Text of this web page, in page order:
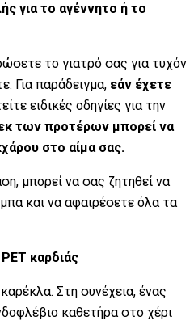
για το αγέννητο ή το
το γιατρό σας για τυχόν
Για παράδειγμα, εάν έχετε
ειδικές οδηγίες για την
των προτέρων μπορεί να
στο αίμα σας.
μπορεί να σας ζητηθεί να
και να αφαιρέσετε όλα τα
καρδιάς
Στη συνέχεια, ένας
καθετήρα στο χέρι